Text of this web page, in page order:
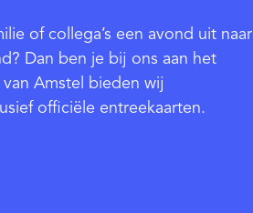
of collega’s een avond uit naar
Dan ben je bij ons aan het
Amstel bieden wij
officiële entreekaarten.